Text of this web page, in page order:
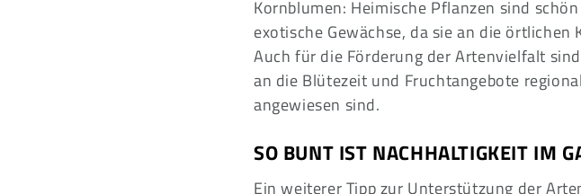
Kornblumen: Heimische Pflanzen sind
exotische Gewächse, da sie an die
Auch für die Förderung der Artenvielfalt
an die Blütezeit und Fruchtangebote
angewiesen sind.
SO BUNT IST NACHHALTIGKEIT IM
Ein weiterer Tipp zur Unterstützung der